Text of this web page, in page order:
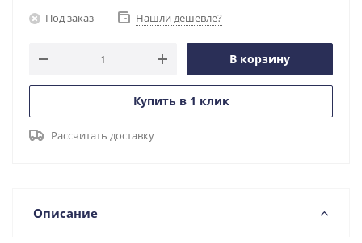
Под заказ Нашли дешевле?
В корзину
Купить в 1 клик
Рассчитать доставку
Описание